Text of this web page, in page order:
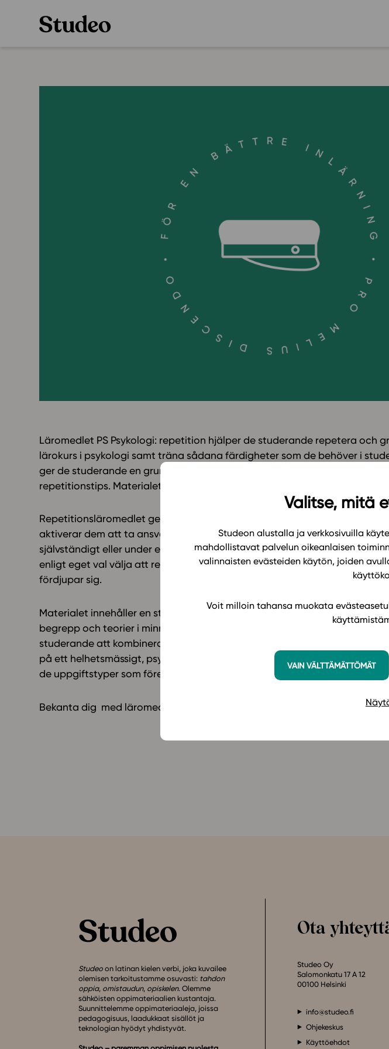
Valitse, mitä
Studeon alustalla ja verkkosivuilla
mahdollistavat palvelun oikeanlaisen
valinnaisten evästeiden käytön, joiden
Voit milloin tahansa muokata
VAIN VÄLTTÄMÄTTÖMÄT
Oppimateriaalit
Alakoulun lisenssit
Oppimateriaalit
Yläkoulun lisenssit
Hinnasto
Hinnasto
Lukion
Käyttöönotto
Läromedlet PS Psykologi: repetition hjälper de studerande repetera och
lärokurs i psykologi samt träna sådana färdigheter som de behöver i
ger de studerande en grundlig översikt över allt de lärt sig tidigare och
repetitionstips. Materialet kan användas i repetitionssyfte vilken
Repetitionsläromedlet ger de studerande övning i att tänka och
aktiverar dem att ta ansvar för sitt eget lärande. Med hjälp av det kan
självständigt eller under en lärares ledning framskrida enligt en tematiskt
enligt eget val välja att repetera ämnen som kräver att de både
fördjupar sig.
Materialet innehåller en stor mängd basuppgifter, vars syfte är att de
begrepp och teorier i minnet. De fördjupade och tillämpade uppgifterna
studerande att kombinera kunskap som tagits upp i olika studieavsnitt
på ett helhetsmässigt, psykologiskt sätt. Med hjälp av materialet blir de
de uppgiftstyper som förekommer i studentprovet. Se mera information
Bekanta dig med läromedlet PS Psykologi: repetition (GLP 2021) på
Studeo on latinan kielen verbi, joka kuvailee
olemisen tarkoitustamme osuvasti: tahdon
oppia, omistaudun, opiskelen. Olemme
sähköisten oppimateriaalien kustantaja.
Suunnittelemme oppimateriaaleja, joissa
pedagogisuus, laadukkaat sisällöt ja
teknologian hyödyt yhdistyvät.
Ota
Studeo Oy
Salomonkatu 17 A 12
00100 Helsinki
info@studeo.fi
Ohjekeskus
Käyttöehdot